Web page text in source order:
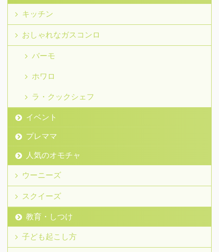
キッチン
おしゃれなガスコンロ
バーモ
ホワロ
ラ・クックシェフ
イベント
プレママ
人気のオモチャ
ウーニーズ
スクイーズ
教育・しつけ
子ども起こし方